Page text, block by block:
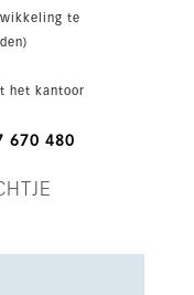
directe
grote
gewilde
te
het kantoor
670 480